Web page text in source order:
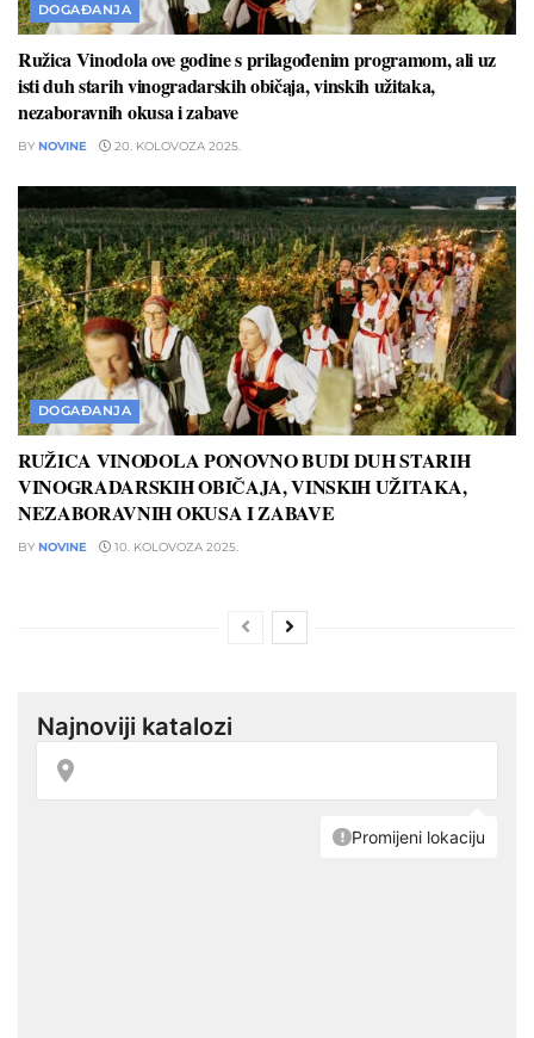
DOGAĐANJA
Ružica Vinodola ove godine s prilagođenim programom, ali uz
isti duh starih vinogradarskih običaja, vinskih užitaka,
nezaboravnih okusa i zabave
BY NOVINE 20. KOLOVOZA 2025.
DOGAĐANJA
RUŽICA VINODOLA PONOVNO BUDI DUH STARIH
VINOGRADARSKIH OBIČAJA, VINSKIH UŽITAKA,
NEZABORAVNIH OKUSA I ZABAVE
BY NOVINE 10. KOLOVOZA 2025.